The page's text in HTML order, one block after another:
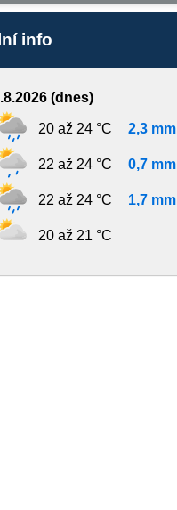
info
(dnes)
20 až 24 °C 2,3 mm
22 až 24 °C 0,7 mm
22 až 24 °C 1,7 mm
20 až 21 °C